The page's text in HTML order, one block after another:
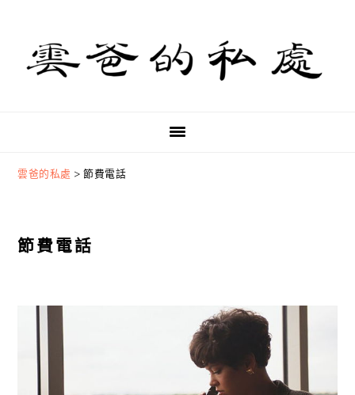
primary
navigation
content
primary
sidebar
雲爸的私處 >節費電話
節費電話